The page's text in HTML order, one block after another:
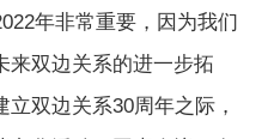
年非常重要，因为我们
来双边关系的进一步拓
双边关系30周年之际，